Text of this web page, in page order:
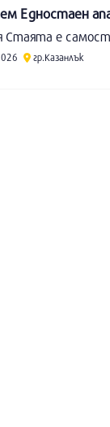
Едностаен
гр.Казанлък